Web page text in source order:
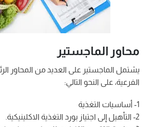
محاور الماجستير
يشتمل الماجستير على العديد من المحاور
الفرعية، على النحو التالي:
1- أساسيات التغذية
2- التأهيل إلى اجتياز بورد التغذية الاكلينيكية.